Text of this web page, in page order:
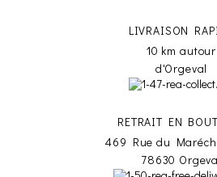
LIVRAISON
10 km autour
d'Orgeval
RETRAIT EN
469 Rue du
78630